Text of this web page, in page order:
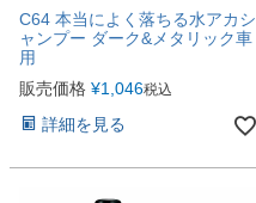
C64 本当によく落ちる水アカシ
ャンプー ダーク&メタリック車
用
販売価格 ¥1,046税込
詳細を見る